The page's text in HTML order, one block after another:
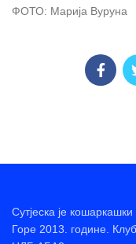
ФОТО: Марија Вуруна
Сутјеска је
Горе 2013. године.